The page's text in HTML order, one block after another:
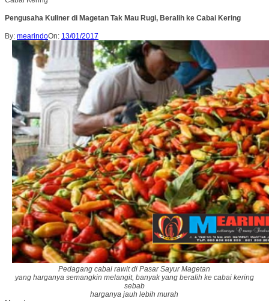
Pengusaha Kuliner di Magetan Tak Mau Rugi, Beralih ke Cabai Kering
By: mearindoOn: 13/01/2017
Pedagang cabai rawit di Pasar Sayur Magetan
yang harganya semangkin melangit, banyak yang beralih ke cabai kering
sebab
harganya jauh lebih murah